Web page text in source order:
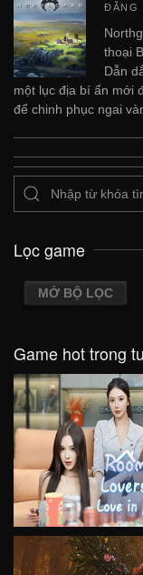
ĐĂNG
thoại
Dẫn
một lục địa bí ẩn mới
để chinh phục ngai
Lọc game
MỞ BỘ LỌC
Game hot trong